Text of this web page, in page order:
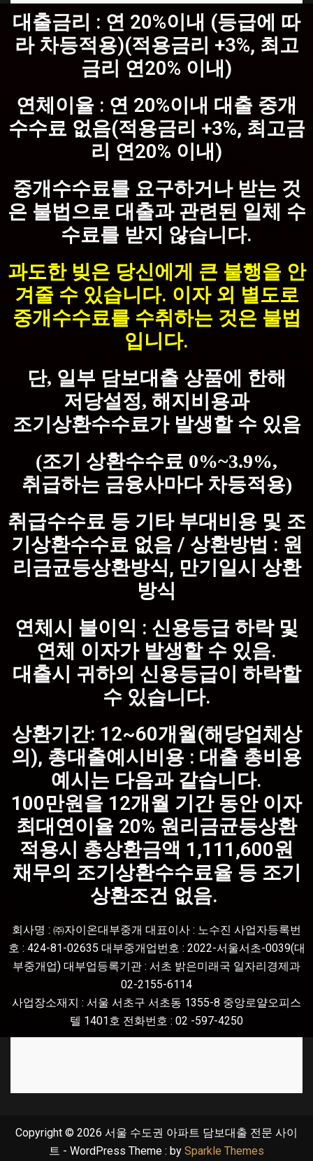
대출금리 : 연 20%이내 (등급에 따
라 차등적용)(적용금리 +3%, 최고
금리 연20% 이내)
연체이율 : 연 20%이내 대출 중개
수수료 없음(적용금리 +3%, 최고금
리 연20% 이내)
중개수수료를 요구하거나 받는 것
은 불법으로 대출과 관련된 일체 수
수료를 받지 않습니다.
과도한 빚은 당신에게 큰 불행을 안
겨줄 수 있습니다. 이자 외 별도로
중개수수료를 수취하는 것은 불법
입니다.
단, 일부 담보대출 상품에 한해
저당설정, 해지비용과
조기상환수수료가 발생할 수 있음
(조기 상환수수료 0%~3.9%,
취급하는 금융사마다 차등적용)
취급수수료 등 기타 부대비용 및 조
기상환수수료 없음 / 상환방법 : 원
리금균등상환방식, 만기일시 상환
방식
연체시 불이익 : 신용등급 하락 및
연체 이자가 발생할 수 있음.
대출시 귀하의 신용등급이 하락할
수 있습니다.
상환기간: 12~60개월(해당업체상
의), 총대출예시비용 : 대출 총비용
예시는 다음과 같습니다.
100만원을 12개월 기간 동안 이자
최대연이율 20% 원리금균등상환
적용시 총상환금액 1,111,600원
채무의 조기상환수수료율 등 조기
상환조건 없음.
회사명 : ㈜자이온대부중개 대표이사 : 노수진 사업자등록번
호 : 424-81-02635 대부중개업번호 : 2022-서울서초-0039(대
부중개업) 대부업등록기관 : 서초 밝은미래국 일자리경제과
02-2155-6114
사업장소재지 : 서울 서초구 서초동 1355-8 중앙로얄오피스
텔 1401호 전화번호 : 02 -597-4250
Copyright © 2026 서울 수도권 아파트 담보대출 전문 사이
트 - WordPress Theme : by Sparkle Themes